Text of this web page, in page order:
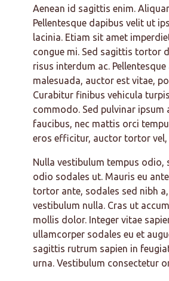
Aenean id sagittis enim.
Pellentesque dapibus velit ut
lacinia. Etiam sit amet
congue mi. Sed sagittis tortor
risus interdum ac. Pellentesque
malesuada, auctor est vitae,
Curabitur finibus vehicula
commodo. Sed pulvinar ipsum
faucibus, nec mattis orci
eros efficitur, auctor tortor
Nulla vestibulum tempus odio,
odio sodales ut. Mauris eu
tortor ante, sodales sed nibh
vestibulum nulla. Cras ut
mollis dolor. Integer vitae
ullamcorper sodales eu et
sagittis rutrum sapien in
urna. Vestibulum consectetur